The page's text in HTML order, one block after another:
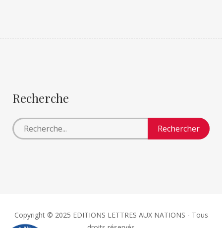
Recherche
Copyright © 2025 EDITIONS LETTRES AUX NATIONS - Tous